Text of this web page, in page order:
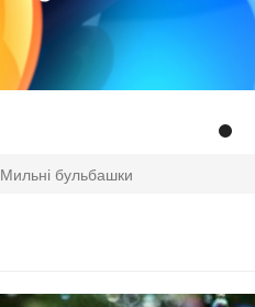
Мильні бульбашки